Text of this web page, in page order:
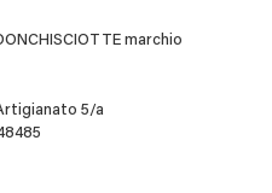
marchio
5/a